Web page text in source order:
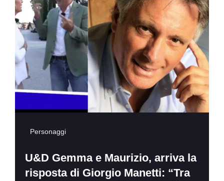
Personaggi
U&D Gemma e Maurizio, arriva la
risposta di Giorgio Manetti: “Tra